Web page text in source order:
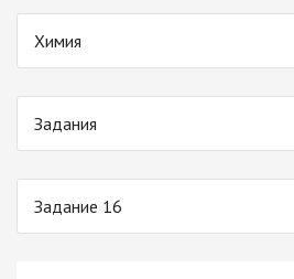
Химия
Задания
Задание 16